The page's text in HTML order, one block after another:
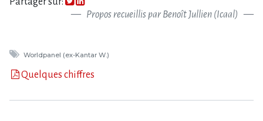
Propos recueillis par Benoît Jullien (Icaal)
Worldpanel (ex-Kantar W.)
Quelques chiffres